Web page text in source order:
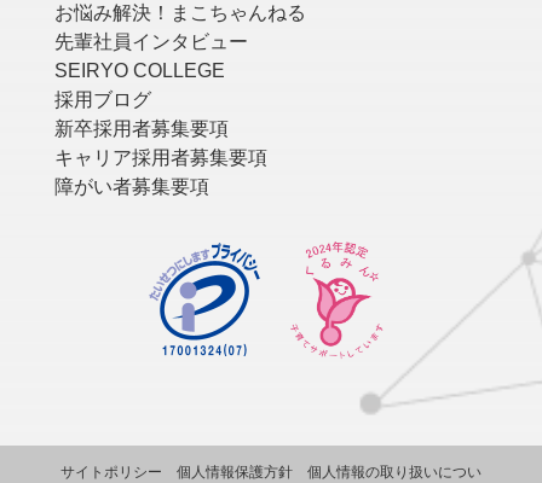
お悩み解決！まこちゃんねる
先輩社員インタビュー
SEIRYO COLLEGE
採用ブログ
新卒採用者募集要項
キャリア採用者募集要項
障がい者募集要項
サイトポリシー 個人情報保護方針 個人情報の取り扱いについ